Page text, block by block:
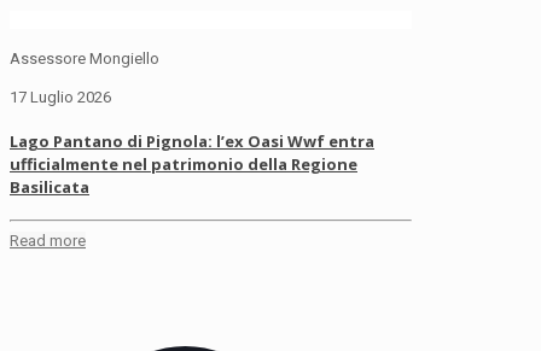
Assessore Mongiello
17 Luglio 2026
Lago Pantano di Pignola: l’ex Oasi Wwf entra
ufficialmente nel patrimonio della Regione
Basilicata
Read more